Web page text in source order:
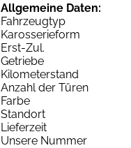
Allgemeine Daten:
Fahrzeugtyp
Karosserieform
Erst-Zul.
Getriebe
Kilometerstand
Anzahl der Türen
Farbe
Standort
Lieferzeit
Unsere Nummer